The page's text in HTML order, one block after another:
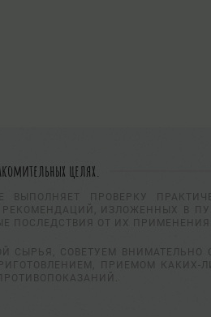
целях.
ВЫПОЛНЯЕТ ПРОВЕРКУ
ИЗЛОЖЕННЫХ В
ПОСЛЕДСТВИЯ ОТ ИХ ПРИМЕНЕНИЯ.
СЫРЬЯ, СОВЕТУЕМ
ПРИЕМОМ КАКИХ-